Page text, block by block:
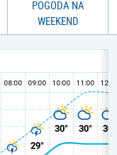
POGODA NA
WEEKEND